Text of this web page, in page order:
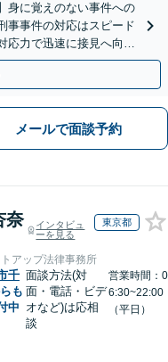
身に覚えのない事件への
事事件の対応はスピード
応力で迅速に接見へ向か
約可。
メールで面談予約
奈
インタビュ
ーを見る
東京都
アップ法律事務所
千
も
中
面談方法(対
面・電話・ビデ
オなど)は応相
談
営業時間：0
6:30~22:00
（平日）